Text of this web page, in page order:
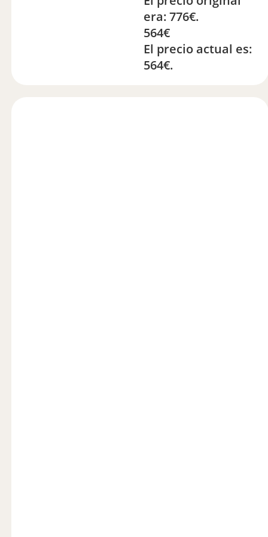
era: 776€.
564€
El precio actual es:
564€.